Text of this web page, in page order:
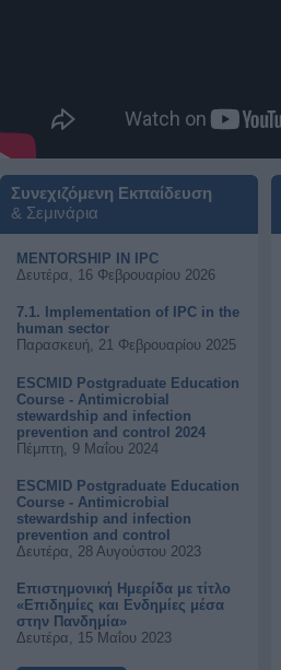
Συνεχιζόμενη Εκπαίδευση
& Σεμινάρια
MENTORSHIP IN IPC
Δευτέρα, 16 Φεβρουαρίου 2026
7.1. Implementation of IPC in the
human sector
Παρασκευή, 21 Φεβρουαρίου 2025
ESCMID Postgraduate Education
Course - Antimicrobial
stewardship and infection
prevention and control 2024
Πέμπτη, 9 Μαΐου 2024
ESCMID Postgraduate Education
Course - Antimicrobial
stewardship and infection
prevention and control
Δευτέρα, 28 Αυγούστου 2023
Επιστημονική Ημερίδα με τίτλο
«Επιδημίες και Ενδημίες μέσα
στην Πανδημία»
Δευτέρα, 15 Μαΐου 2023